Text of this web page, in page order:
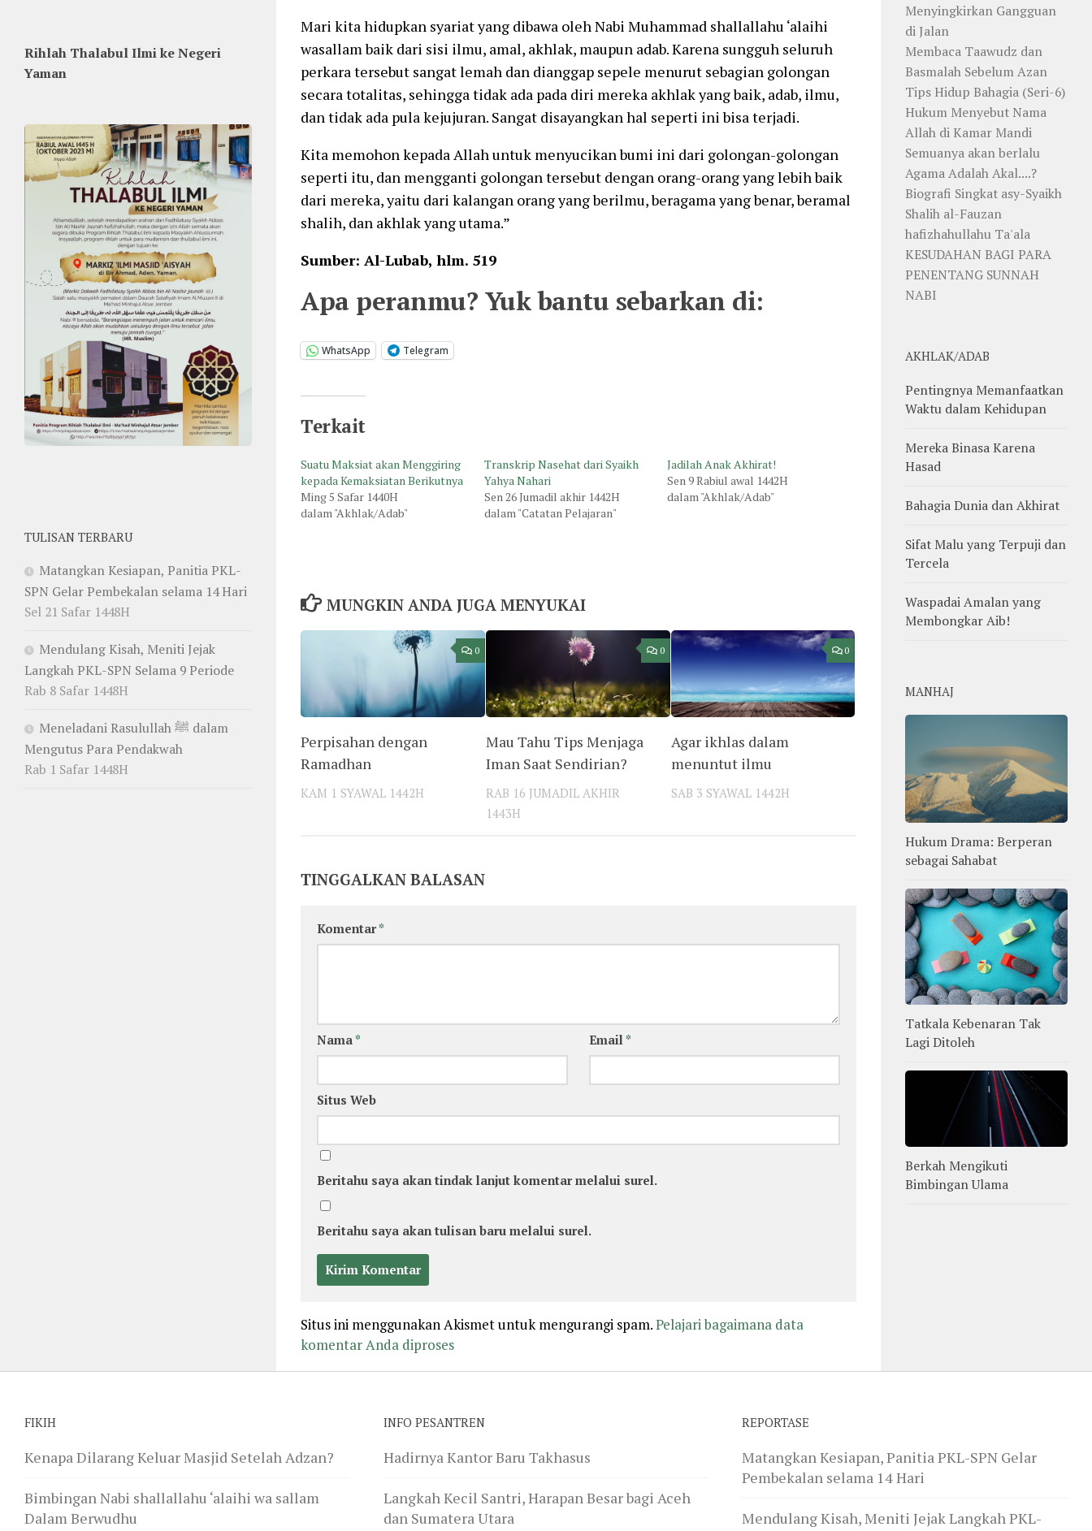
Mari kita hidupkan syariat yang dibawa oleh Nabi Muhammad shallallahu ‘alaihi
wasallam baik dari sisi ilmu, amal, akhlak, maupun adab. Karena sungguh seluruh
perkara tersebut sangat lemah dan dianggap sepele menurut sebagian golongan
secara totalitas, sehingga tidak ada pada diri mereka akhlak yang baik, adab, ilmu,
dan tidak ada pula kejujuran. Sangat disayangkan hal seperti ini bisa terjadi.
Kita memohon kepada Allah untuk menyucikan bumi ini dari golongan-golongan
seperti itu, dan mengganti golongan tersebut dengan orang-orang yang lebih baik
dari mereka, yaitu dari kalangan orang yang berilmu, beragama yang benar, beramal
shalih, dan akhlak yang utama.”
Sumber: Al-Lubab, hlm. 519
Apa peranmu? Yuk bantu sebarkan di:
WhatsApp Telegram
Terkait
Suatu Maksiat akan Menggiring
kepada Kemaksiatan Berikutnya
Ming 5 Safar 1440H
dalam "Akhlak/Adab"
Transkrip Nasehat dari Syaikh
Yahya Nahari
Sen 26 Jumadil akhir 1442H
dalam "Catatan Pelajaran"
Jadilah Anak Akhirat!
Sen 9 Rabiul awal 1442H
dalam "Akhlak/Adab"
MUNGKIN ANDA JUGA MENYUKAI
0
Perpisahan dengan
Ramadhan
KAM 1 SYAWAL 1442H
0
Mau Tahu Tips Menjaga
Iman Saat Sendirian?
RAB 16 JUMADIL AKHIR
1443H
0
Agar ikhlas dalam
menuntut ilmu
SAB 3 SYAWAL 1442H
TINGGALKAN BALASAN
Komentar*
Nama * Email *
Situs Web
Beritahu saya akan tindak lanjut komentar melalui surel.
Beritahu saya akan tulisan baru melalui surel.
Situs ini menggunakan Akismet untuk mengurangi spam.Pelajari bagaimana data
komentar Anda diproses
Rihlah Thalabul Ilmi ke Negeri
Yaman
TULISAN TERBARU
Matangkan Kesiapan, Panitia PKL-
SPN Gelar Pembekalan selama 14 Hari
Sel 21 Safar 1448H
Mendulang Kisah, Meniti Jejak
Langkah PKL-SPN Selama 9 Periode
Rab 8 Safar 1448H
Meneladani Rasulullah ﷺ dalam
Mengutus Para Pendakwah
Rab 1 Safar 1448H
Menyingkirkan Gangguan
di Jalan
Membaca Taawudz dan
Basmalah Sebelum Azan
Tips Hidup Bahagia (Seri-6)
Hukum Menyebut Nama
Allah di Kamar Mandi
Semuanya akan berlalu
Agama Adalah Akal....?
Biografi Singkat asy-Syaikh
Shalih al-Fauzan
hafizhahullahu Ta'ala
KESUDAHAN BAGI PARA
PENENTANG SUNNAH
NABI
AKHLAK/ADAB
Pentingnya Memanfaatkan
Waktu dalam Kehidupan
Mereka Binasa Karena
Hasad
Bahagia Dunia dan Akhirat
Sifat Malu yang Terpuji dan
Tercela
Waspadai Amalan yang
Membongkar Aib!
MANHAJ
Hukum Drama: Berperan
sebagai Sahabat
Tatkala Kebenaran Tak
Lagi Ditoleh
Berkah Mengikuti
Bimbingan Ulama
FIKIH
Kenapa Dilarang Keluar Masjid Setelah Adzan?
Bimbingan Nabi shallallahu ‘alaihi wa sallam
Dalam Berwudhu
INFO PESANTREN
Hadirnya Kantor Baru Takhasus
Langkah Kecil Santri, Harapan Besar bagi Aceh
dan Sumatera Utara
REPORTASE
Matangkan Kesiapan, Panitia PKL-SPN Gelar
Pembekalan selama 14 Hari
Mendulang Kisah, Meniti Jejak Langkah PKL-